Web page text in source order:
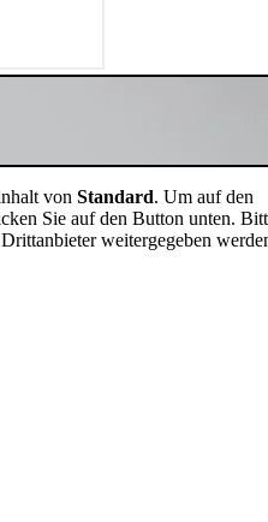
von Standard. Um auf den
Sie auf den Button unten.
weitergegeben